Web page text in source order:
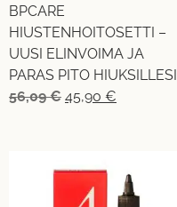
BPCARE
HIUSTENHOITOSETTI –
UUSI ELINVOIMA JA
PARAS PITO HIUKSILLESI
56,09€ 45,90 €